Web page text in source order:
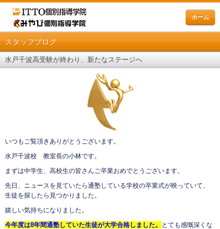
ホーム
スタッフブログ
水戸千波高受験が終わり、新たなステージへ
いつもご覧頂きありがとうございます。
水戸千波校 教室長の小林です。
まずは中学生、高校生の皆さんご卒業おめでとうございます。
先日、ニュースを見ていたら通塾している学校の卒業式が映っていて、
生徒を探したら見つかりました。
嬉しい気持ちになりました。
今年度は8年間通塾していた生徒が大学合格しました。
とても感慨深くな